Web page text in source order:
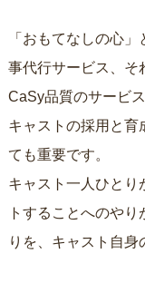
「おもてなしの心
事代行サービス、そ
CaSy品質のサービ
キャストの採用と育
ても重要です。
キャスト一人ひとり
トすることへのやり
りを、キャスト自身